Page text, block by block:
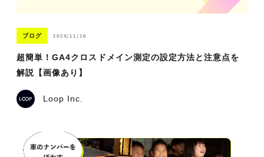
ブログ 2024/11/26
超簡単！GA4クロスドメイン測定の設定方法と注意点を
解説【画像あり】
Loop Inc.